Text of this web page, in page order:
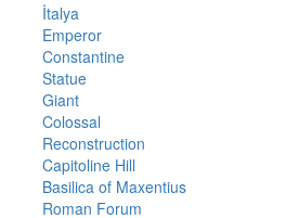
İtalya
Emperor
Constantine
Statue
Giant
Colossal
Reconstruction
Capitoline Hill
Basilica of Maxentius
Roman Forum